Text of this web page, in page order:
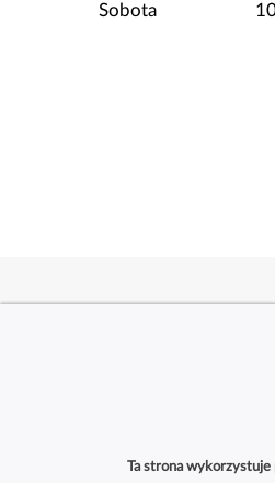
Sobota
Ta strona wykorzystuje